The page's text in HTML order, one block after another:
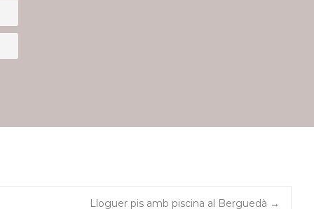
Lloguer pis amb piscina al Berguedà →